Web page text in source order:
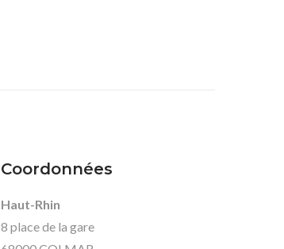
Coordonnées
Haut-Rhin
8 place de la gare